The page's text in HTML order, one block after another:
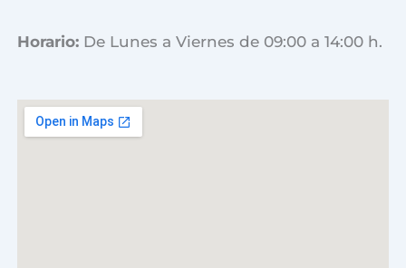
Horario: De Lunes a Viernes de 09:00 a 14:00 h.